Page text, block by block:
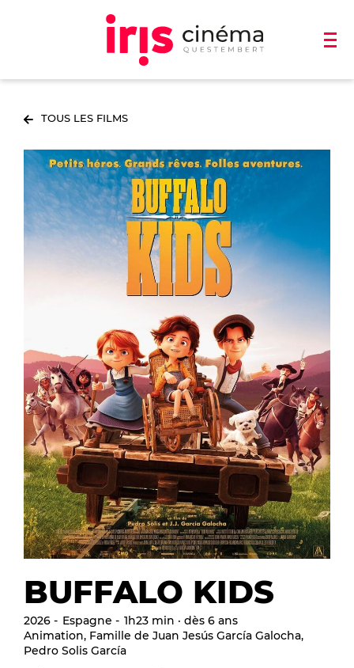
TOUS LES FILMS
BUFFALO KIDS
2026 Espagne
1h23 min · dès 6 ans
Animation, Famille de Juan Jesús García Galocha,
Pedro Solis García